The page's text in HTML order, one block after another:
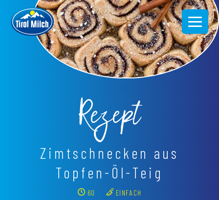
Direkt
zum
Inhalt
Rezept
Zimtschnecken aus
Topfen-Öl-Teig
60 EINFACH